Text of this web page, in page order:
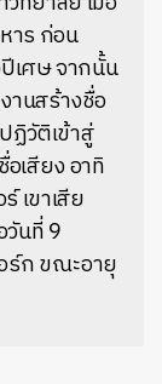
าร ก่อน
เศษ จากนั้น
านสร้างชื่อ
ฏิวัติเข้าสู่
เสียง อาทิ
เขาเสีย
วันที่ 9
ร์ก ขณะอายุ